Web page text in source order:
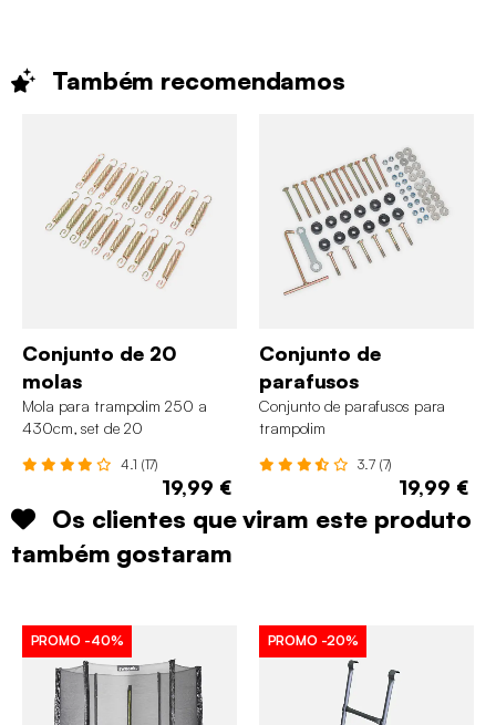
Também recomendamos
Conjunto de 20
molas
Mola para trampolim 250 a
430cm, set de 20
4.1 (17)
19,99 €
Conjunto de
parafusos
Conjunto de parafusos para
trampolim
3.7 (7)
19,99 €
Os clientes que viram este produto
também gostaram
PROMO -40% PROMO -20%